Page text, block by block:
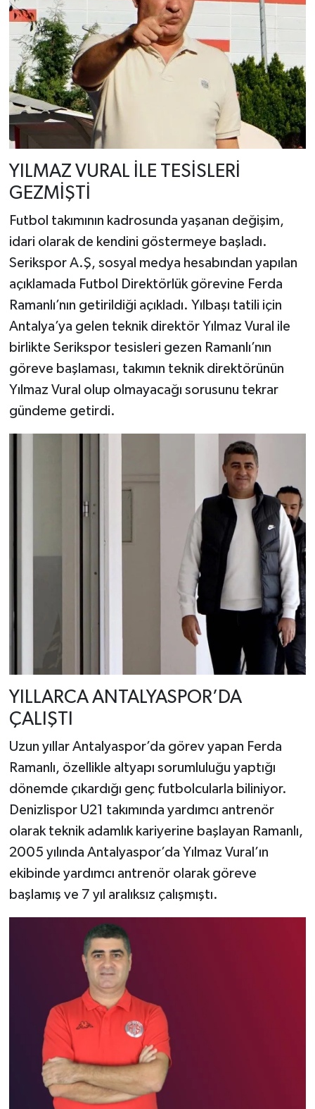
YILMAZ VURAL İLE TESİSLERİ
GEZMİŞTİ
Futbol takımının kadrosunda yaşanan değişim,
idari olarak de kendini göstermeye başladı.
Serikspor A.Ş, sosyal medya hesabından yapılan
açıklamada Futbol Direktörlük görevine Ferda
Ramanlı’nın getirildiği açıkladı. Yılbaşı tatili için
Antalya’ya gelen teknik direktör Yılmaz Vural ile
birlikte Serikspor tesisleri gezen Ramanlı’nın
göreve başlaması, takımın teknik direktörünün
Yılmaz Vural olup olmayacağı sorusunu tekrar
gündeme getirdi.
YILLARCA ANTALYASPOR’DA
ÇALIŞTI
Uzun yıllar Antalyaspor’da görev yapan Ferda
Ramanlı, özellikle altyapı sorumluluğu yaptığı
dönemde çıkardığı genç futbolcularla biliniyor.
Denizlispor U21 takımında yardımcı antrenör
olarak teknik adamlık kariyerine başlayan Ramanlı,
2005 yılında Antalyaspor’da Yılmaz Vural’ın
ekibinde yardımcı antrenör olarak göreve
başlamış ve 7 yıl aralıksız çalışmıştı.